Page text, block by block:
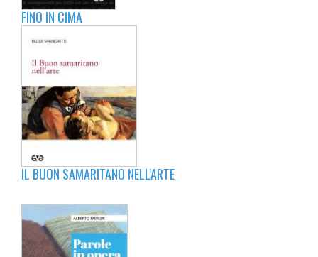
FINO IN CIMA
IL BUON SAMARITANO NELL'ARTE